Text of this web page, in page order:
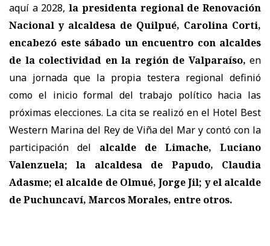
aquí a 2028,la presidenta regional de Renovación
Nacional y alcaldesa de Quilpué, Carolina Corti,
encabezó este sábado un encuentro con alcaldes
de la colectividad en la región de Valparaíso, en
una jornada que la propia testera regional definió
como el inicio formal del trabajo político hacia las
próximas elecciones. La cita se realizó en el Hotel Best
Western Marina del Rey de Viña del Mar y contó con la
participación del alcalde de Limache, Luciano
Valenzuela; la alcaldesa de Papudo, Claudia
Adasme; el alcalde de Olmué, Jorge Jil; y el alcalde
de Puchuncaví, Marcos Morales, entre otros.